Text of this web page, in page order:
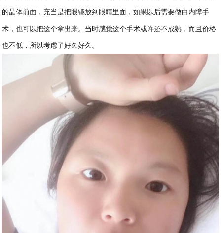
的晶体前面，充当是把眼镜放到眼睛里面，如果以后需要做白内障手
术，也可以把这个拿出来。当时感觉这个手术或许还不成熟，而且价格
也不低，所以考虑了好久好久。